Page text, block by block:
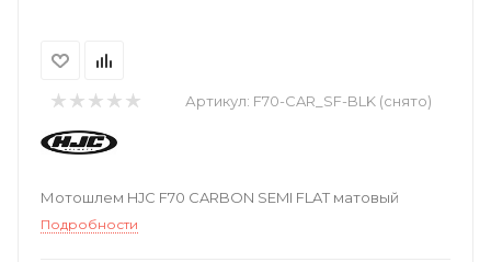
Артикул: F70-CAR_SF-BLK (снято)
Мотошлем HJC F70 CARBON SEMI FLAT матовый
Подробности